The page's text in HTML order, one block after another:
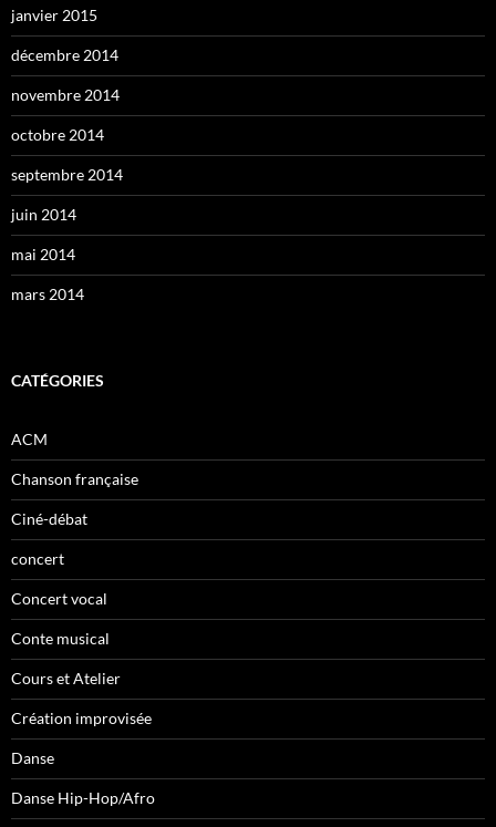
janvier 2015
décembre 2014
novembre 2014
octobre 2014
septembre 2014
juin 2014
mai 2014
mars 2014
CATÉGORIES
ACM
Chanson française
Ciné-débat
concert
Concert vocal
Conte musical
Cours et Atelier
Création improvisée
Danse
Danse Hip-Hop/Afro